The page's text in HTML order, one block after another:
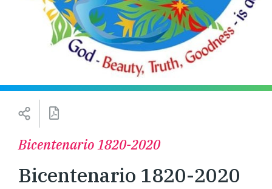
Bicentenario 1820-2020
Bicentenario 1820-2020